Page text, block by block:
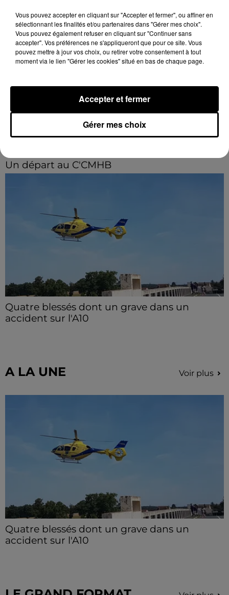
Un départ au C'CMHB
Le club chartrain a officialisé, vendredi 7 août, le
Quatre blessés dont un grave dans un
accident sur l'A10
A LA UNE Voir plus
Quatre blessés dont un grave dans un
accident sur l'A10
Vous pouvez accepter en cliquant sur "Accepter et fermer", ou affiner en
sélectionnant les finalités et/ou partenaires dans "Gérer mes choix".
Vous pouvez également refuser en cliquant sur "Continuer sans
accepter". Vos préférences ne s'appliqueront que pour ce site. Vous
pouvez mettre à jour vos choix, ou retirer votre consentement à tout
moment via le lien "Gérer les cookies" situé en bas de chaque page.
Gérer mes choix
Accepter et fermer